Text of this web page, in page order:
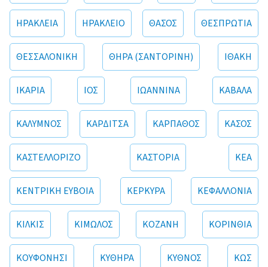
ΗΡΑΚΛΕΙΑ ΗΡΑΚΛΕΙΟ ΘΑΣΟΣ ΘΕΣΠΡΩΤΙΑ
ΘΕΣΣΑΛΟΝΙΚΗ ΘΗΡΑ (ΣΑΝΤΟΡΙΝΗ) ΙΘΑΚΗ
ΙΚΑΡΙΑ ΙΟΣ ΙΩΑΝΝΙΝΑ ΚΑΒΑΛΑ
ΚΑΛΥΜΝΟΣ ΚΑΡΔΙΤΣΑ ΚΑΡΠΑΘΟΣ ΚΑΣΟΣ
ΚΑΣΤΕΛΛΟΡΙΖΟ ΚΑΣΤΟΡΙΑ ΚΕΑ
ΚΕΝΤΡΙΚΗ ΕΥΒΟΙΑ ΚΕΡΚΥΡΑ ΚΕΦΑΛΛΟΝΙΑ
ΚΙΛΚΙΣ ΚΙΜΩΛΟΣ ΚΟΖΑΝΗ ΚΟΡΙΝΘΙΑ
ΚΟΥΦΟΝΗΣΙ ΚΥΘΗΡΑ ΚΥΘΝΟΣ ΚΩΣ